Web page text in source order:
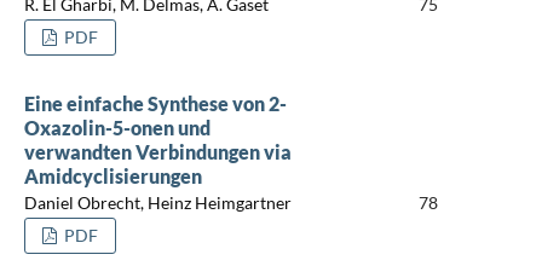
R. El Gharbi, M. Delmas, A. Gaset
75
PDF
Eine einfache Synthese von 2-
Oxazolin-5-onen und
verwandten Verbindungen via
Amidcyclisierungen
Daniel Obrecht, Heinz Heimgartner
78
PDF